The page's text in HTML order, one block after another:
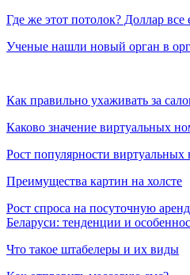
Где же этот потолок? Доллар
Ученые нашли новый орган в
Как правильно ухаживать за
Каково значение виртуальных
Рост популярности виртуальных
Преимущества картин на холсте
Рост спроса на посуточную
Беларуси: тенденции и
Что такое штабелеры и их виды